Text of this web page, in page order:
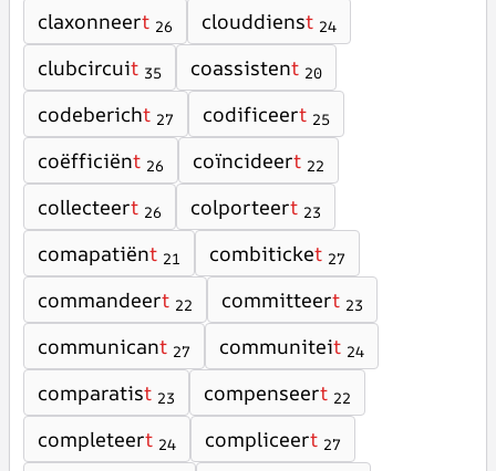
claxonneert 26 clouddienst 24
clubcircuit 35 coassistent 20
codebericht 27 codificeert 25
coëfficiënt 26 coïncideert 22
collecteert 26 colporteert 23
comapatiënt 21 combiticket 27
commandeert 22 committeert 23
communicant 27 communiteit 24
comparatist 23 compenseert 22
completeert 24 compliceert 27